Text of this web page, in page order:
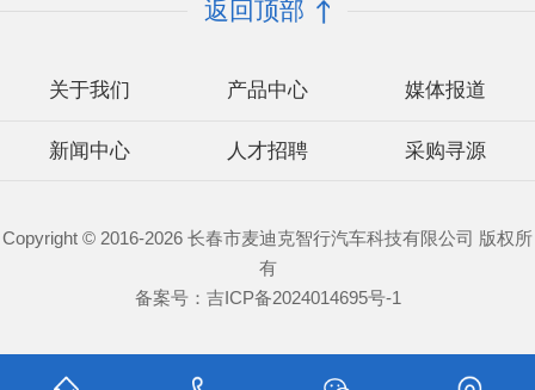
返回顶部
关于我们 产品中心 媒体报道
新闻中心 人才招聘 采购寻源
Copyright © 2016-2026 长春市麦迪克智行汽车科技有限公司 版权所
有
备案号： 吉ICP备2024014695号-1